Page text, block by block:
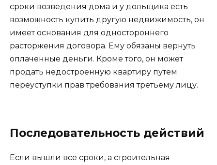
сроки возведения дома и у дольщика есть
возможность купить другую недвижимость, он
имеет основания для одностороннего
расторжения договора. Ему обязаны вернуть
оплаченные деньги. Кроме того, он может
продать недостроенную квартиру путем
переуступки прав требования третьему лицу.
Последовательность действий
Если вышли все сроки, а строительная